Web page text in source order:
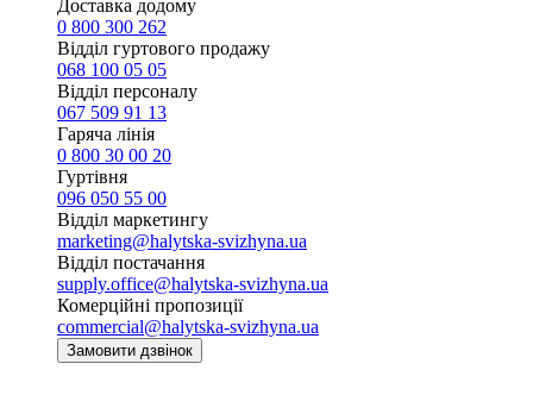
Доставка додому
0 800 300 262
Відділ гуртового продажу
068 100 05 05​
Відділ персоналу
067 509 91 13
Гаряча лінія
0 800 30 00 20
Гуртівня
096 050 55 00
Відділ маркетингу
marketing@halytska-svizhyna.ua
Відділ постачання
supply.office@halytska-svizhyna.ua
Комерційні пропозиції
commercial@halytska-svizhyna.ua
Замовити дзвінок